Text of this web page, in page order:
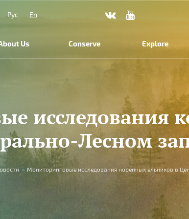
Рус
En
Us Conserve Explore
исследования
Лесном
» Мониторинговые исследования коренных ельников в